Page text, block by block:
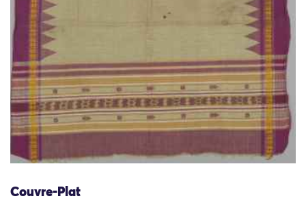
Couvre-Plat